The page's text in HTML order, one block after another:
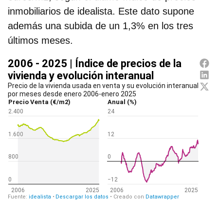
inmobiliarios de idealista. Este dato supone
además una subida de un 1,3% en los tres
últimos meses.